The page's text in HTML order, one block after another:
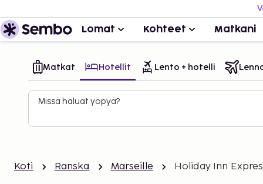
Lomat Kohteet Matkani
Matkat Hotellit Lento + hotelli
Missä haluat yöpyä?
Koti Ranska Marseille Holiday Inn